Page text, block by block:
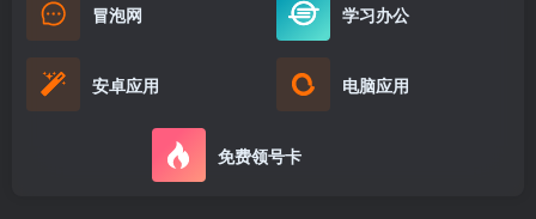
冒泡网 学习办公
安卓应用 电脑应用
免费领号卡